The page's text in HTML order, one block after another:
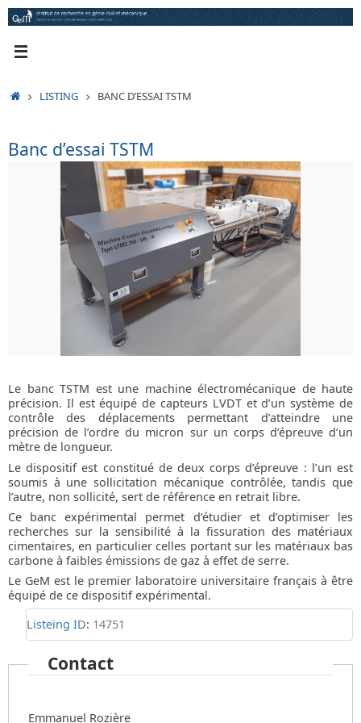
Passer
au
ACCUEIL
LISTING BANC D’ESSAI TSTM
Banc d’essai TSTM
Le banc TSTM est une machine électromécanique de haute
précision. Il est équipé de capteurs LVDT et d’un système de
contrôle des déplacements permettant d’atteindre une
précision de l’ordre du micron sur un corps d’épreuve d’un
mètre de longueur.
Le dispositif est constitué de deux corps d’épreuve : l’un est
soumis à une sollicitation mécanique contrôlée, tandis que
l’autre, non sollicité, sert de référence en retrait libre.
Ce banc expérimental permet d’étudier et d’optimiser les
recherches sur la sensibilité à la fissuration des matériaux
cimentaires, en particulier celles portant sur les matériaux bas
carbone à faibles émissions de gaz à effet de serre.
Le GeM est le premier laboratoire universitaire français à être
équipé de ce dispositif expérimental.
Listeing ID: 14751
Contact
Emmanuel Rozière